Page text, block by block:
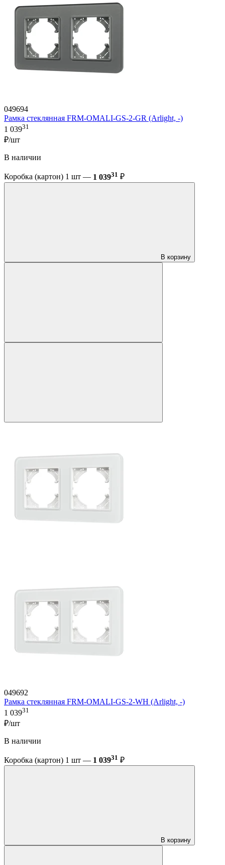
049694
Рамка стеклянная FRM-OMALI-GS-2-GR (Arlight, -)
1 03931
₽/шт
В наличии
Коробка (картон) 1 шт — 1 03931 ₽
В корзину
049692
Рамка стеклянная FRM-OMALI-GS-2-WH (Arlight, -)
1 03931
₽/шт
В наличии
Коробка (картон) 1 шт — 1 03931 ₽
В корзину